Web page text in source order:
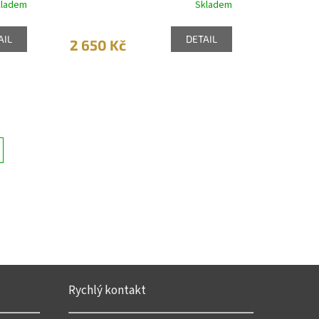
Skladem
2 650 Kč DETAIL
Rychlý kontakt